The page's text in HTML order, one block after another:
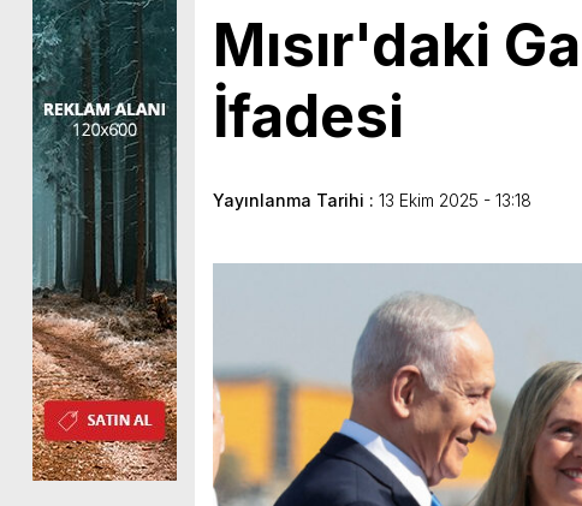
Mısır'daki
İfadesi
Yayınlanma Tarihi : 13 Ekim 2025 - 13:18